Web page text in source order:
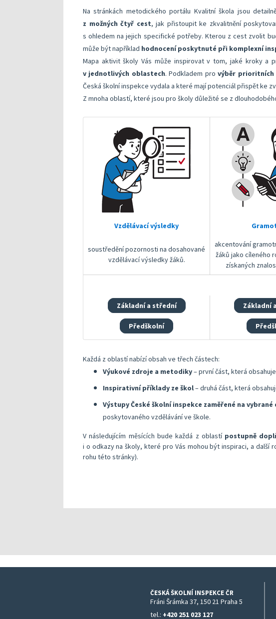
Kompetenční rámec absolventa
Další náměty pro realizaci
Ředitelský
Přehled
Aktivní
Na stránkách metodického portálu Kvalitní škola jsou
z možných čtyř cest, jak přistoupit ke zkvalitnění
s ohledem na jejich specifické potřeby. Kterou z cest zvolit
může být například hodnocení poskytnuté při komplexní
Mapa aktivit školy Vás může inspirovat v tom, jaké kroky a
v jednotlivých oblastech. Podkladem provýběr
Česká školní inspekce vydala a které mají potenciál přispět ke
Z mnoha oblastí, které jsou pro školy důležité se z
Vzdělávací výsledky
soustředění pozornosti na dosahované
vzdělávací výsledky žáků.
akcentování
žáků jako cíleného
získaných
Základní a střední Základní
Předškolní
Každá z oblastí nabízí obsah ve třech částech:
Výukové zdroje a metodiky– první část, která
Inspirativní příklady ze škol– druhá část, která
Výstupy České školní inspekce zaměřené na
poskytovaného vzdělávání ve škole.
V následujícím měsících bude každá z oblastí postupně
i o odkazy na školy, které pro Vás mohou být inspiraci, a další
rohu této stránky).
ČESKÁ ŠKOLNÍ INSPEKCE ČR
Fráni Šrámka 37, 150 21 Praha 5
tel.: +420 251 023 127